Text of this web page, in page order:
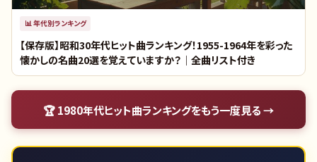
📊年代別ランキング
【保存版】昭和30年代ヒット曲ランキング！1955-1964年を彩った
懐かしの名曲20選を覚えていますか？｜全曲リスト付き
🏆1980年代ヒット曲ランキングをもう一度見る →